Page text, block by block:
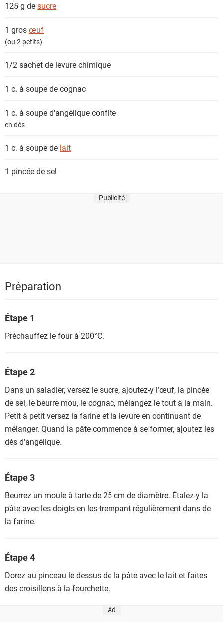
125 g desucre
1 grosœuf
(ou 2 petits)
1/2 sachet de levure chimique
1 c. à soupe decognac
1 c. à souped'angélique confite
en dés
1 c. à soupe de lait
1 pincée desel
Publicité
Préparation
Étape 1
Préchauffez le four à 200°C.
Étape 2
Dans un saladier, versez le sucre, ajoutez-y l’œuf, la pincée
de sel, le beurre mou, le cognac, mélangez le tout à la main.
Petit à petit versez la farine et la levure en continuant de
mélanger. Quand la pâte commence à se former, ajoutez les
dés d’angélique.
Étape 3
Beurrez un moule à tarte de 25 cm de diamètre. Étalez-y la
pâte avec les doigts en les trempant régulièrement dans de
la farine.
Étape 4
Dorez au pinceau le dessus de la pâte avec le lait et faites
des croisillons à la fourchette.
Ad